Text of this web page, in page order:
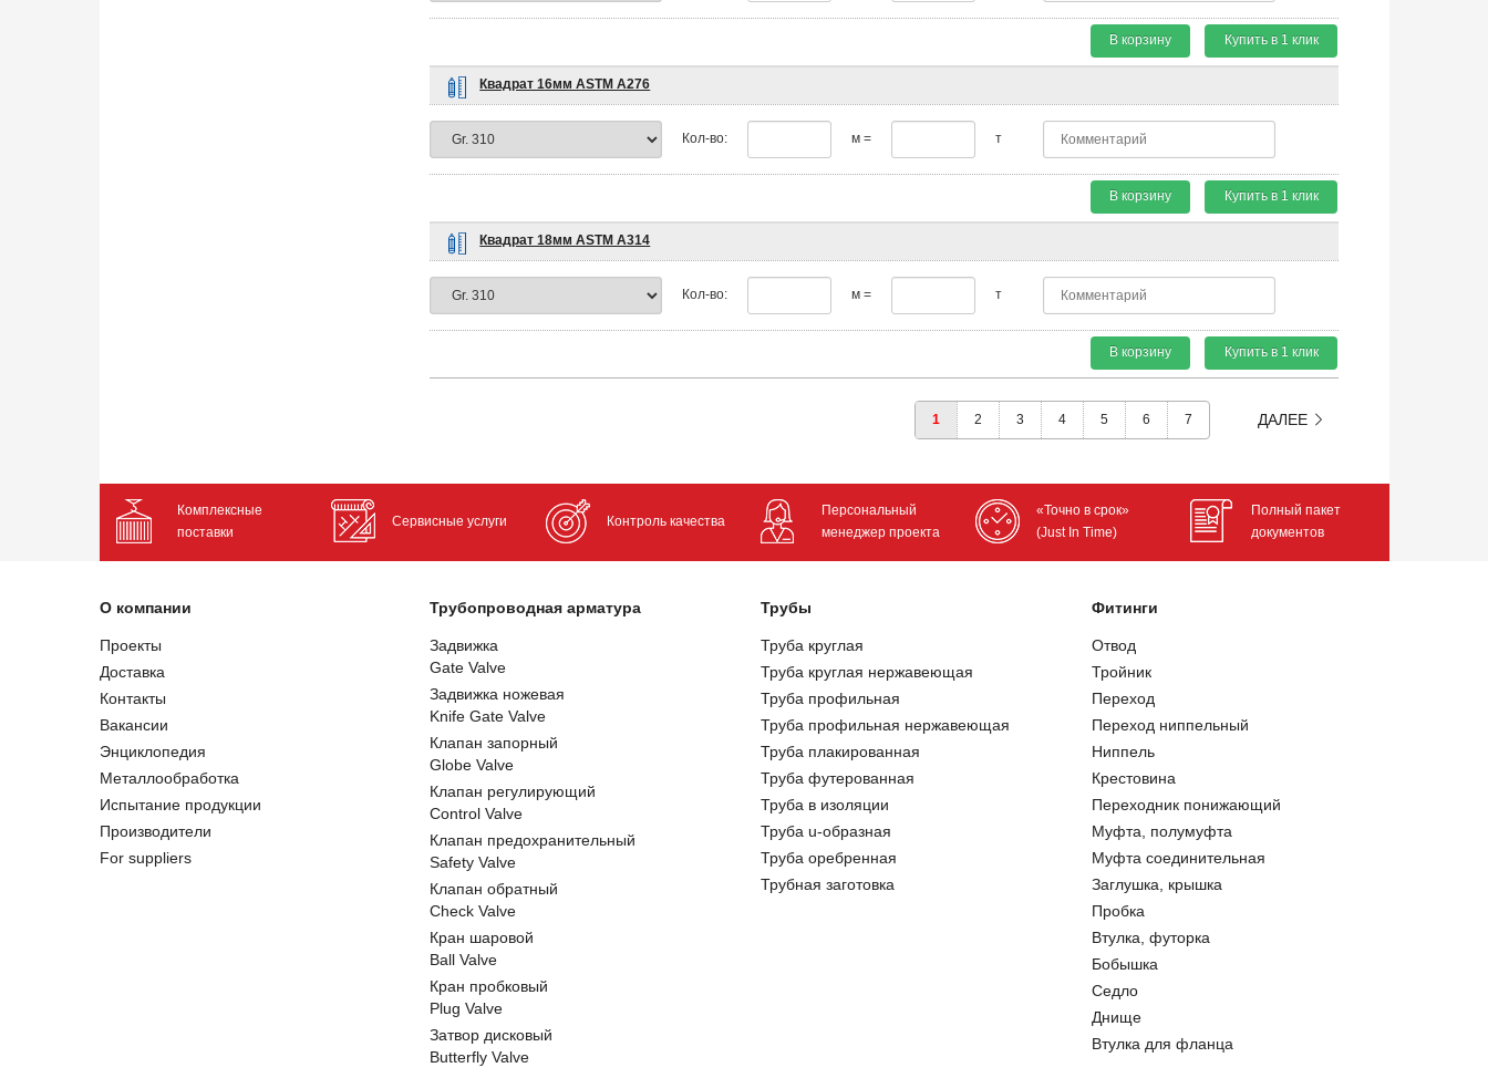
В корзину Купить в 1 клик
Квадрат 16мм ASTM A276
Кол-во: м = т
В корзину Купить в 1 клик
Квадрат 18мм ASTM A314
Кол-во: м = т
В корзину Купить в 1 клик
1 2 3 4 5 6 7 ДАЛЕЕ
Комплексные
поставки
Сервисные услуги Контроль качества
Персональный
менеджер проекта
«Точно в срок»
(Just In Time)
Полный пакет
документов
О компании
Проекты
Доставка
Контакты
Вакансии
Энциклопедия
Металлообработка
Испытание продукции
Производители
For suppliers
Трубопроводная арматура
Задвижка
Gate Valve
Задвижка ножевая
Knife Gate Valve
Клапан запорный
Globe Valve
Клапан регулирующий
Control Valve
Клапан предохранительный
Safety Valve
Клапан обратный
Check Valve
Кран шаровой
Ball Valve
Кран пробковый
Plug Valve
Затвор дисковый
Butterfly Valve
Трубы
Труба круглая
Труба круглая нержавеющая
Труба профильная
Труба профильная нержавеющая
Труба плакированная
Труба футерованная
Труба в изоляции
Труба u-образная
Труба оребренная
Трубная заготовка
Фитинги
Отвод
Тройник
Переход
Переход ниппельный
Ниппель
Крестовина
Переходник понижающий
Муфта, полумуфта
Муфта соединительная
Заглушка, крышка
Пробка
Втулка, футорка
Бобышка
Седло
Днище
Втулка для фланца